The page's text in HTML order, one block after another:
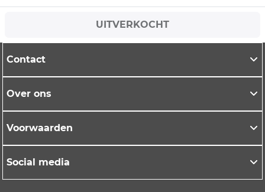
UITVERKOCHT
Contact
Over ons
Voorwaarden
Social media